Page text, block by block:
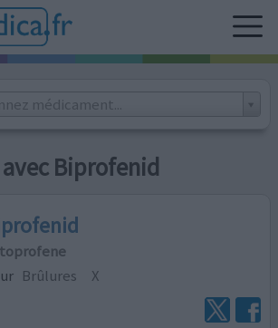
médicament...
Biprofenid
Brûlures X